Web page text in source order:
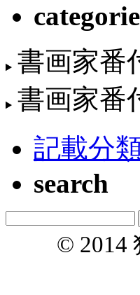
書画家番
書画家番
記載分
search
© 2014